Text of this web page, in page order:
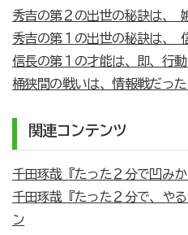
秀吉の第２の出世の秘訣は、
秀吉の第１の出世の秘訣は、
信長の第１の才能は、即、行動
桶狭間の戦いは、情報戦だった
関連コンテンツ
千田琢哉『たった２分で凹み
千田琢哉『たった２分で、や
ン